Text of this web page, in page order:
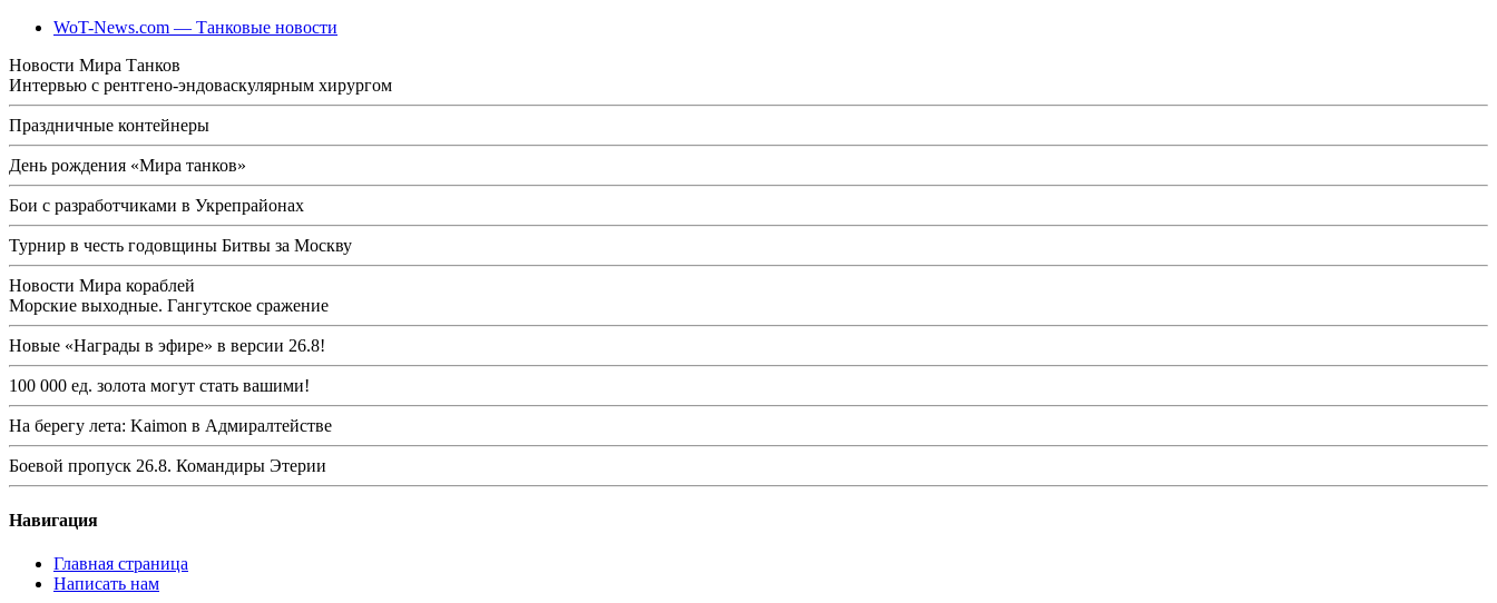
WoT-News.com — Танковые новости
Новости Мира Танков
Интервью с рентгено-эндоваскулярным хирургом
Праздничные контейнеры
День рождения «Мира танков»
Бои с разработчиками в Укрепрайонах
Турнир в честь годовщины Битвы за Москву
Новости Мира кораблей
Морские выходные. Гангутское сражение
Новые «Награды в эфире» в версии 26.8!
100 000 ед. золота могут стать вашими!
На берегу лета: Kaimon в Адмиралтействе
Боевой пропуск 26.8. Командиры Этерии
Навигация
Главная страница
Написать нам